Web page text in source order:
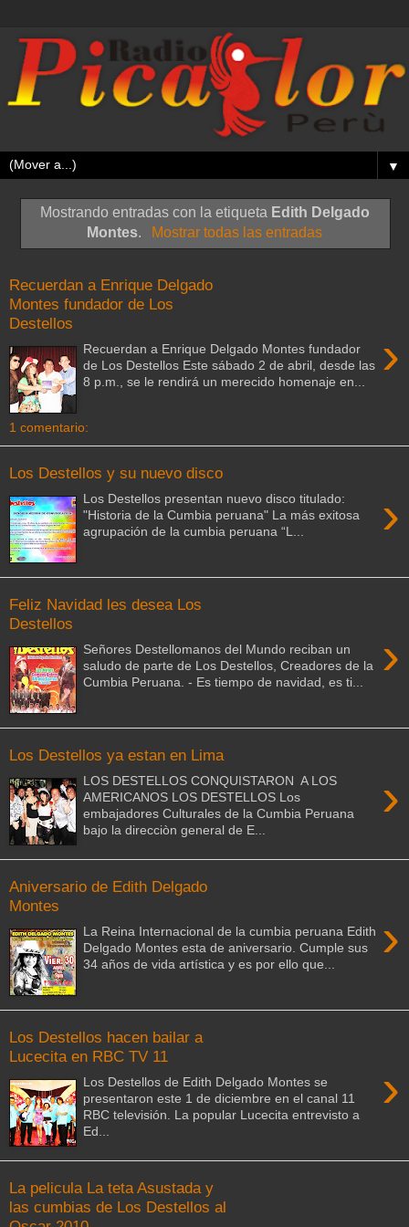
▼
Mostrando entradas con la etiqueta Edith Delgado
Montes. Mostrar todas las entradas
Recuerdan a Enrique Delgado
Montes fundador de Los
Destellos
›
Recuerdan a Enrique Delgado Montes fundador
de Los Destellos Este sábado 2 de abril, desde las
8 p.m., se le rendirá un merecido homenaje en...
1 comentario:
Los Destellos y su nuevo disco
›
Los Destellos presentan nuevo disco titulado:
"Historia de la Cumbia peruana" La más exitosa
agrupación de la cumbia peruana “L...
Feliz Navidad les desea Los
Destellos
›
Señores Destellomanos del Mundo reciban un
saludo de parte de Los Destellos, Creadores de la
Cumbia Peruana. - Es tiempo de navidad, es ti...
Los Destellos ya estan en Lima
›
LOS DESTELLOS CONQUISTARON A LOS
AMERICANOS LOS DESTELLOS Los
embajadores Culturales de la Cumbia Peruana
bajo la direcciòn general de E...
Aniversario de Edith Delgado
Montes
›
La Reina Internacional de la cumbia peruana Edith
Delgado Montes esta de aniversario. Cumple sus
34 años de vida artística y es por ello que...
Los Destellos hacen bailar a
Lucecita en RBC TV 11
›
Los Destellos de Edith Delgado Montes se
presentaron este 1 de diciembre en el canal 11
RBC televisión. La popular Lucecita entrevisto a
Ed...
La pelicula La teta Asustada y
las cumbias de Los Destellos al